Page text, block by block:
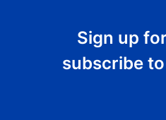
Sign up
subscribe